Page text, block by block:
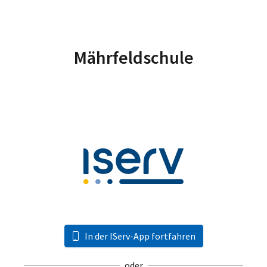
Mährfeldschule
In der IServ-App fortfahren